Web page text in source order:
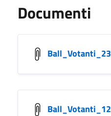
Documenti
Ball_Votanti_23
Ball_Votanti_12